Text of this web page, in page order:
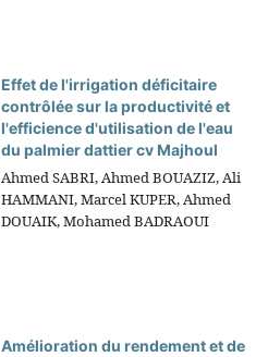
Effet de l'irrigation déficitaire
contrôlée sur la productivité et
l'efficience d'utilisation de l'eau
du palmier dattier cv Majhoul
Ahmed SABRI, Ahmed BOUAZIZ, Ali
HAMMANI, Marcel KUPER, Ahmed
DOUAIK, Mohamed BADRAOUI
Amélioration du rendement et de